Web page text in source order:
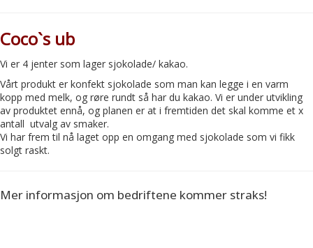
Coco`s ub
Vi er 4 jenter som lager sjokolade/ kakao.
Vårt produkt er konfekt sjokolade som man kan legge i en varm
kopp med melk, og røre rundt så har du kakao. Vi er under utvikling
av produktet ennå, og planen er at i fremtiden det skal komme et x
antall utvalg av smaker.
Vi har frem til nå laget opp en omgang med sjokolade som vi fikk
solgt raskt.
Mer informasjon om bedriftene kommer straks!